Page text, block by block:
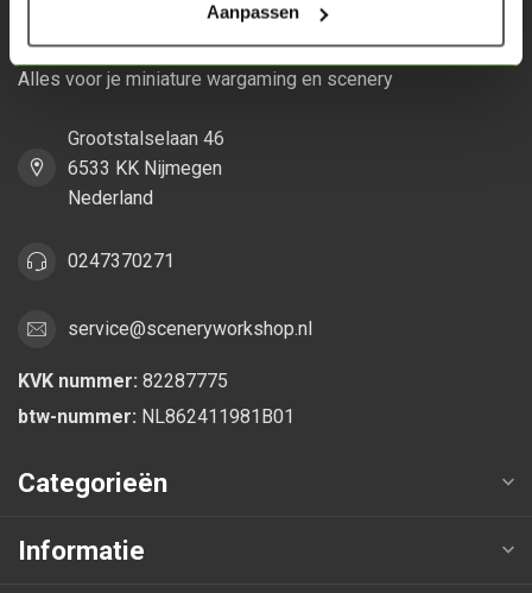
Aanpassen
Scenery Workshop BV
Alles voor je miniature wargaming en scenery
Grootstalselaan 46
6533 KK Nijmegen
Nederland
0247370271
service@sceneryworkshop.nl
KVK nummer: 82287775
btw-nummer: NL862411981B01
Categorieën
Informatie